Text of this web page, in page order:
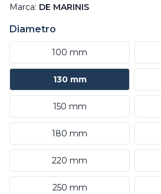
Marca: DE MARINIS
Diametro
100 mm
130 mm
150 mm
180 mm
220 mm
250 mm